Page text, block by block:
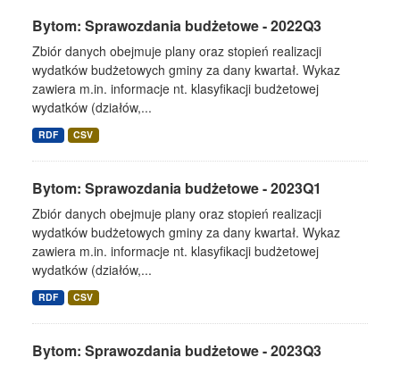
Bytom: Sprawozdania budżetowe - 2022Q3
Zbiór danych obejmuje plany oraz stopień realizacji
wydatków budżetowych gminy za dany kwartał. Wykaz
zawiera m.in. informacje nt. klasyfikacji budżetowej
wydatków (działów,...
RDF CSV
Bytom: Sprawozdania budżetowe - 2023Q1
Zbiór danych obejmuje plany oraz stopień realizacji
wydatków budżetowych gminy za dany kwartał. Wykaz
zawiera m.in. informacje nt. klasyfikacji budżetowej
wydatków (działów,...
RDF CSV
Bytom: Sprawozdania budżetowe - 2023Q3